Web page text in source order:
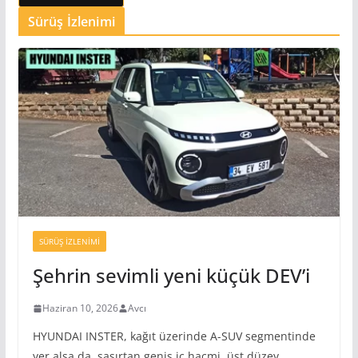
Sürüş İzlenimi
SÜRÜŞ İZLENIMI
Şehrin sevimli yeni küçük DEV’i
Haziran 10, 2026 Avcı
HYUNDAI INSTER, kağıt üzerinde A-SUV segmentinde